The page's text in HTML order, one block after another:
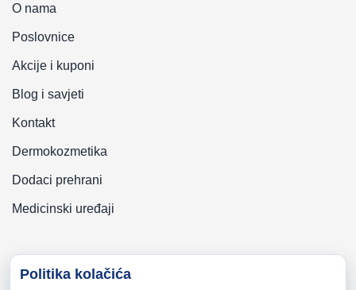
O nama
Poslovnice
Akcije i kuponi
Blog i savjeti
Kontakt
Dermokozmetika
Dodaci prehrani
Medicinski uređaji
Politika kolačića